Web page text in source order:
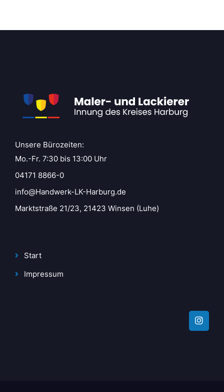
Unsere Bürozeiten:
Mo.-Fr. 7:30 bis 13:00 Uhr
04171 8866-0
info@Handwerk-LK-Harburg.de
Marktstraße 21/23, 21423 Winsen (Luhe)
Start
Impressum